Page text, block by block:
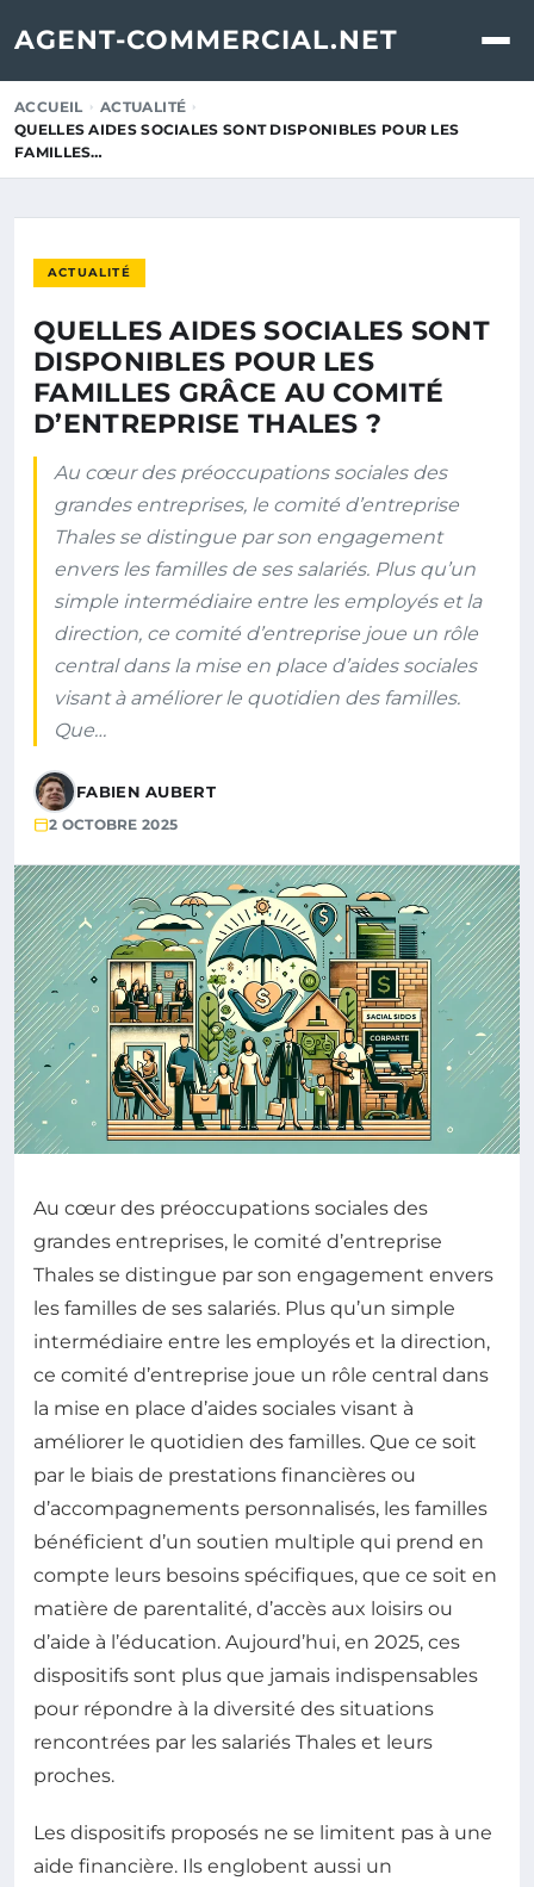
AGENT-COMMERCIAL.NET
ACCUEIL
ACTUALITÉ
QUELLES AIDES SOCIALES SONT DISPONIBLES POUR LES
FAMILLES…
ACTUALITÉ
QUELLES AIDES SOCIALES SONT
DISPONIBLES POUR LES
FAMILLES GRÂCE AU COMITÉ
D’ENTREPRISE THALES ?
Au cœur des préoccupations sociales des
grandes entreprises, le comité d’entreprise
Thales se distingue par son engagement
envers les familles de ses salariés. Plus qu’un
simple intermédiaire entre les employés et la
direction, ce comité d’entreprise joue un rôle
central dans la mise en place d’aides sociales
visant à améliorer le quotidien des familles.
Que…
FABIEN AUBERT
2 OCTOBRE 2025
Au cœur des préoccupations sociales des
grandes entreprises, le comité d’entreprise
Thales se distingue par son engagement envers
les familles de ses salariés. Plus qu’un simple
intermédiaire entre les employés et la direction,
ce comité d’entreprise joue un rôle central dans
la mise en place d’aides sociales visant à
améliorer le quotidien des familles. Que ce soit
par le biais de prestations financières ou
d’accompagnements personnalisés, les familles
bénéficient d’un soutien multiple qui prend en
compte leurs besoins spécifiques, que ce soit en
matière de parentalité, d’accès aux loisirs ou
d’aide à l’éducation. Aujourd’hui, en 2025, ces
dispositifs sont plus que jamais indispensables
pour répondre à la diversité des situations
rencontrées par les salariés Thales et leurs
proches.
Les dispositifs proposés ne se limitent pas à une
aide financière. Ils englobent aussi un